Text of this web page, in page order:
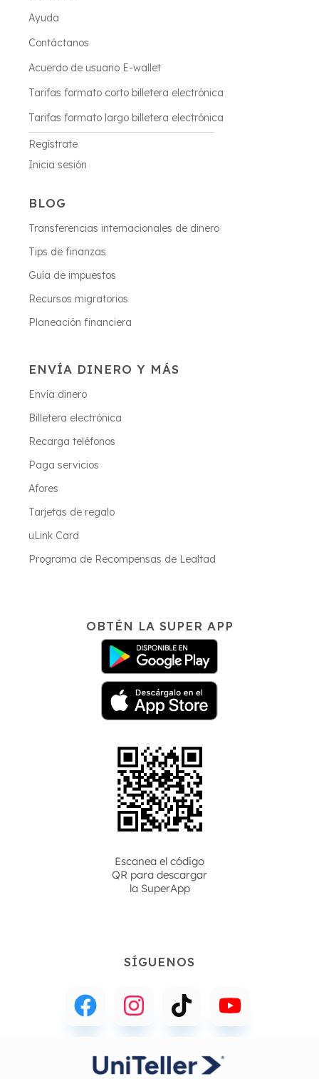
Ayuda
Contáctanos
Acuerdo de usuario E-wallet
Tarifas formato corto billetera electrónica
Tarifas formato largo billetera electrónica
Regístrate
Inicia sesión
BLOG
Transferencias internacionales de dinero
Tips de finanzas
Guía de impuestos
Recursos migratorios
Planeación financiera
ENVÍA DINERO Y MÁS
Envía dinero
Billetera electrónica
Recarga teléfonos
Paga servicios
Afores
Tarjetas de regalo
uLink Card
Programa de Recompensas de Lealtad
OBTÉN LA SUPER APP
Escanea el código
QR para descargar
la SuperApp
SÍGUENOS